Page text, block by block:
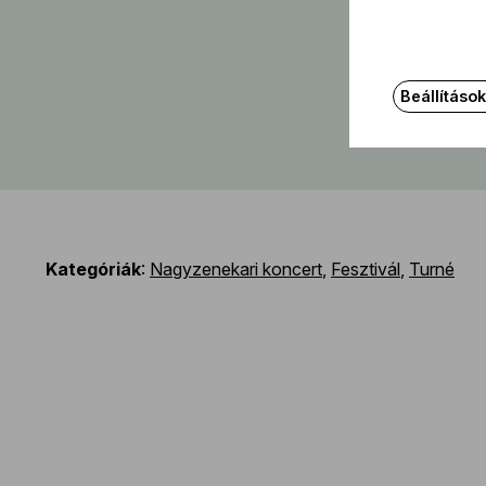
Kategóriák: Nagyzenekari koncert Fesztivál Turné